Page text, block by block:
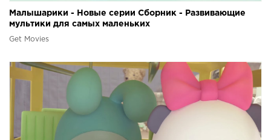
Малышарики - Новые серии Сборник - Развивающие
мультики для самых маленьких
Get Movies